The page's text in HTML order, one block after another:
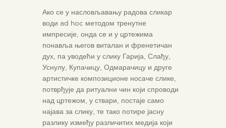
Ако се у насловљавању радова сликар
води ad hoc методом тренутне
импресије, онда се и у цртежима
понавља његов виталан и френетичан
дух, па уводећи у слику Гарија, Слађу,
Уснулу, Купачицу, Одмарачицу и друге
артистичке композиционе носаче слике,
потврђује да ритуални чин који спроводи
над цртежом, у ствари, постаје само
најава за слику, те тако потире јасну
разлику између различитих медија који